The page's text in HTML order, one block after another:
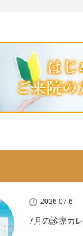
2026.07.6
7月の診療カ